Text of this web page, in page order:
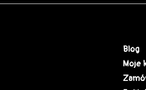
Blog
Moje